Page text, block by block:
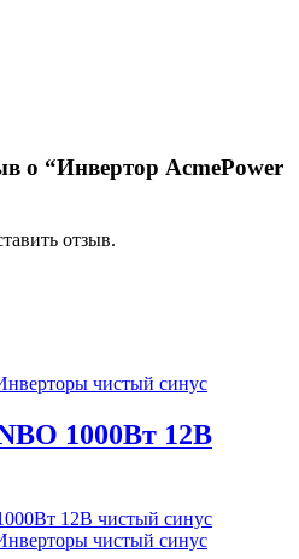
о “Инвертор AcmePower
отзыв.
чистый синус
1000Вт 12В
чистый синус